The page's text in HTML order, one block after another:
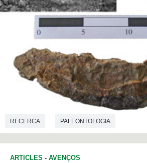
RECERCA PALEONTOLOGIA
ARTICLES - AVENÇOS